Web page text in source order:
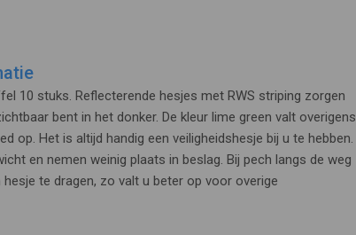
10 stuks. Reflecterende hesjes met RWS striping zorgen
bent in het donker. De kleur lime green valt overigens
op. Het is altijd handig een veiligheidshesje bij u te hebben.
en nemen weinig plaats in beslag. Bij pech langs de weg
hesje te dragen, zo valt u beter op voor overige